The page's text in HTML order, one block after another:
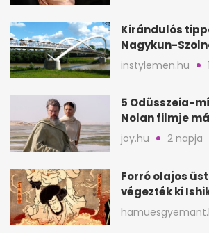
Kirándulós
Nagykun-
megyében: 6
hely
instylemen.hu
5 Odüsszeia-
Nolan filmje
mutat, mint
joy.hu 2 napja
Forró olajos
végezték ki
Goemont,
Hoodját